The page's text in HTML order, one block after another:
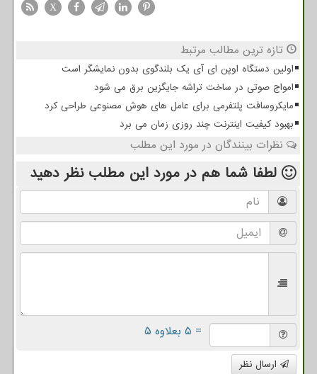
X
تازه ترین مطالب مرتبط
اولین دستگاه اوپن ای آی یک بلندگوی بدون نمایشگر است
امواج صوتی در ساخت تراشه جایگزین برق می شود
مایکروسافت پلتفرمی برای عامل های هوش مصنوعی طراحی کرد
بهبود کیفیت اینترنت چند روزی زمان می برد
نظرات بینندگان در مورد این مطلب
لطفا شما هم در مورد این مطلب نظر دهید
= ۵ بعلاوه ۵
ارسال نظر